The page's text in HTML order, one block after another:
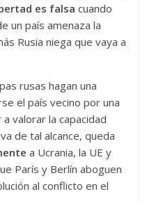
es falsa cuando
un país amenaza la
Rusia niega que vaya a
rusas hagan una
el país vecino por una
valorar la capacidad
de tal alcance, queda
a Ucrania, la UE y
París y Berlín aboguen
al conflicto en el